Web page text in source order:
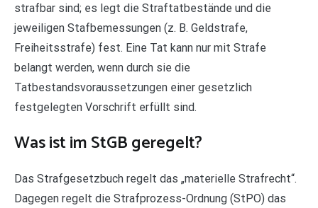
strafbar sind; es legt die Straftatbestände und die
jeweiligen Stafbemessungen (z. B. Geldstrafe,
Freiheitsstrafe) fest. Eine Tat kann nur mit Strafe
belangt werden, wenn durch sie die
Tatbestandsvoraussetzungen einer gesetzlich
festgelegten Vorschrift erfüllt sind.
Was ist im StGB geregelt?
Das Strafgesetzbuch regelt das „materielle Strafrecht“.
Dagegen regelt die Strafprozess-Ordnung (StPO) das